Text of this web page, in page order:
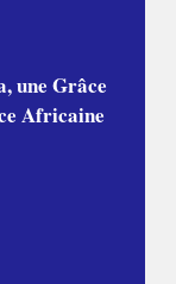
une Grâce
Africaine